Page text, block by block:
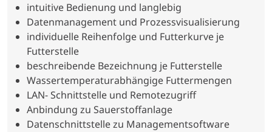
intuitive Bedienung und langlebig
Datenmanagement und Prozessvisualisierung
individuelle Reihenfolge und Futterkurve je
Futterstelle
beschreibende Bezeichnung je Futterstelle
Wassertemperaturabhängige Futtermengen
LAN- Schnittstelle und Remotezugriff
Anbindung zu Sauerstoffanlage
Datenschnittstelle zu Managementsoftware